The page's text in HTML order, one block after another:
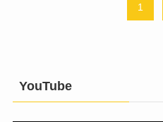
1
YouTube